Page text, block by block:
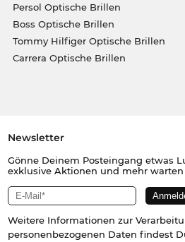
Persol Optische Brillen
Boss Optische Brillen
Tommy Hilfiger Optische Brillen
Carrera Optische Brillen
Newsletter
Gönne Deinem Posteingang etwas
exklusive Aktionen und mehr
Weitere Informationen zur
personenbezogenen Daten findest